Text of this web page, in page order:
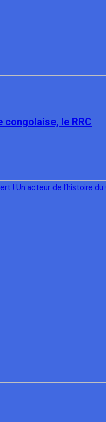
congolaise, le RRC